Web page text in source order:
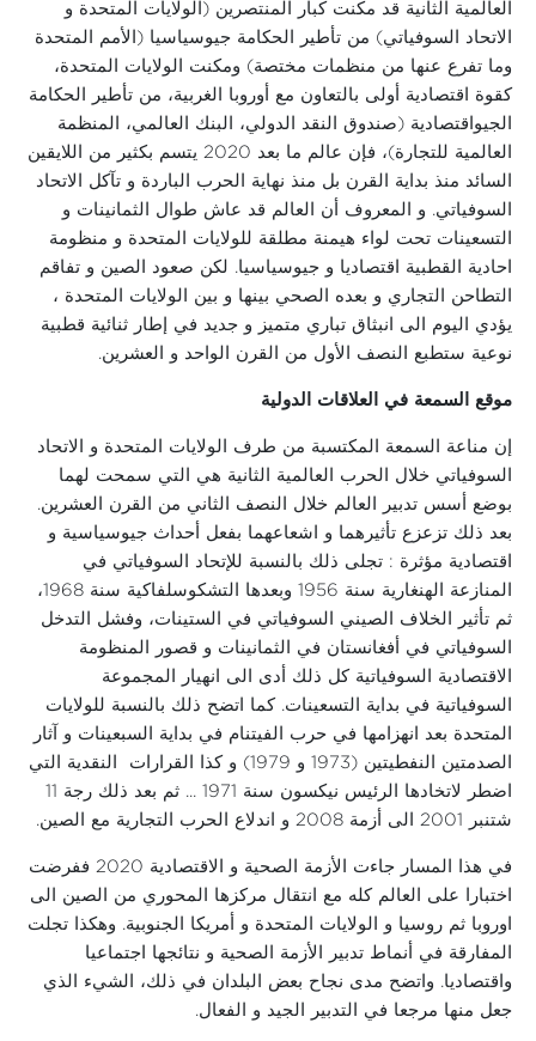
العالمية الثانية قد مكنت كبار المنتصرين (الولايات المتحدة و
الاتحاد السوفياتي) من تأطير الحكامة جيوسياسيا (الأمم المتحدة
وما تفرع عنها من منظمات مختصة) ومكنت الولايات المتحدة،
كقوة اقتصادية أولى بالتعاون مع أوروبا الغربية، من تأطير الحكامة
الجيواقتصادية (صندوق النقد الدولي، البنك العالمي، المنظمة
العالمية للتجارة)، فإن عالم ما بعد 2020 يتسم بكثير من اللايقين
السائد منذ بداية القرن بل منذ نهاية الحرب الباردة و تآكل الاتحاد
السوفياتي. و المعروف أن العالم قد عاش طوال الثمانينات و
التسعينات تحت لواء هيمنة مطلقة للولايات المتحدة و منظومة
احادية القطبية اقتصاديا و جيوسياسيا. لكن صعود الصين و تفاقم
التطاحن التجاري و بعده الصحي بينها و بين الولايات المتحدة ،
يؤدي اليوم الى انبثاق تباري متميز و جديد في إطار ثنائية قطبية
نوعية ستطبع النصف الأول من القرن الواحد و العشرين.
موقع السمعة في العلاقات الدولية
إن مناعة السمعة المكتسبة من طرف الولايات المتحدة و الاتحاد
السوفياتي خلال الحرب العالمية الثانية هي التي سمحت لهما
بوضع أسس تدبير العالم خلال النصف الثاني من القرن العشرين.
بعد ذلك تزعزع تأثيرهما و اشعاعهما بفعل أحداث جيوسياسية و
اقتصادية مؤثرة : تجلى ذلك بالنسبة للإتحاد السوفياتي في
المنازعة الهنغارية سنة 1956 وبعدها التشكوسلفاكية سنة 1968،
ثم تأثير الخلاف الصيني السوفياتي في الستينات، وفشل التدخل
السوفياتي في أفغانستان في الثمانينات و قصور المنظومة
الاقتصادية السوفياتية كل ذلك أدى الى انهيار المجموعة
السوفياتية في بداية التسعينات. كما اتضح ذلك بالنسبة للولايات
المتحدة بعد انهزامها في حرب الفيتنام في بداية السبعينات و آثار
الصدمتين النفطيتين (1973 و 1979) و كذا القرارات النقدية التي
شتنبر 2001 الى أزمة 2008 و اندلاع الحرب التجارية مع الصين.
في هذا المسار جاءت الأزمة الصحية و الاقتصادية 2020 ففرضت
اختبارا على العالم كله مع انتقال مركزها المحوري من الصين الى
اوروبا ثم روسيا و الولايات المتحدة و أمريكا الجنوبية. وهكذا تجلت
المفارقة في أنماط تدبير الأزمة الصحية و نتائجها اجتماعيا
واقتصاديا. واتضح مدى نجاح بعض البلدان في ذلك، الشيء الذي
جعل منها مرجعا في التدبير الجيد و الفعال.